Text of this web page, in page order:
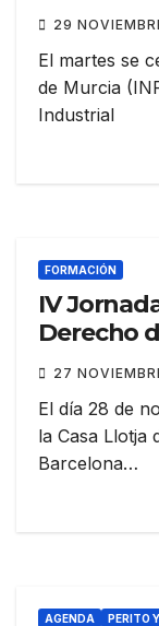
29
El martes se
de Murcia
Industrial
FORMACIÓN
IV
Derecho
27
El día 28 de
la Casa Llotja
Barcelona…
AGENDA PERITO